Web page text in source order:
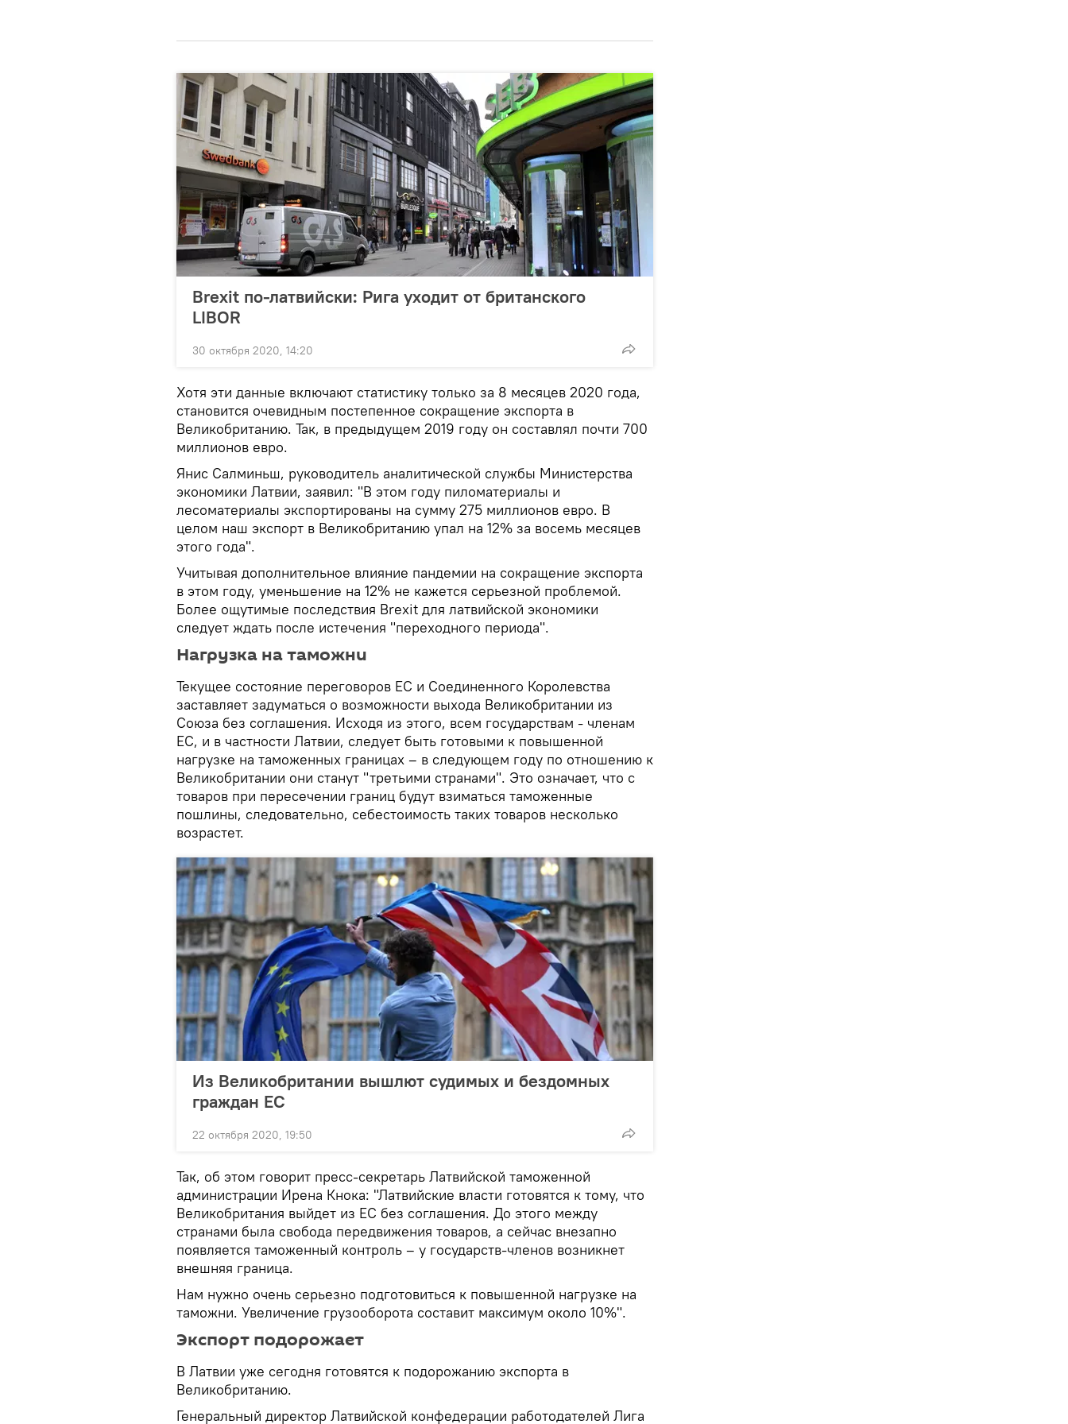
Brexit по-латвийски: Рига уходит от британского
LIBOR
30 октября 2020, 14:20
Хотя эти данные включают статистику только за 8 месяцев 2020 года,
становится очевидным постепенное сокращение экспорта в
Великобританию. Так, в предыдущем 2019 году он составлял почти 700
миллионов евро.
Янис Салминьш, руководитель аналитической службы Министерства
экономики Латвии, заявил: "В этом году пиломатериалы и
лесоматериалы экспортированы на сумму 275 миллионов евро. В
целом наш экспорт в Великобританию упал на 12% за восемь месяцев
этого года".
Учитывая дополнительное влияние пандемии на сокращение экспорта
в этом году, уменьшение на 12% не кажется серьезной проблемой.
Более ощутимые последствия Brexit для латвийской экономики
следует ждать после истечения "переходного периода".
Нагрузка на таможни
Текущее состояние переговоров ЕС и Соединенного Королевства
заставляет задуматься о возможности выхода Великобритании из
Союза без соглашения. Исходя из этого, всем государствам - членам
ЕС, и в частности Латвии, следует быть готовыми к повышенной
нагрузке на таможенных границах – в следующем году по отношению к
Великобритании они станут "третьими странами". Это означает, что с
товаров при пересечении границ будут взиматься таможенные
пошлины, следовательно, себестоимость таких товаров несколько
возрастет.
Из Великобритании вышлют судимых и бездомных
граждан ЕС
22 октября 2020, 19:50
Так, об этом говорит пресс-секретарь Латвийской таможенной
администрации Ирена Кнока: "Латвийские власти готовятся к тому, что
Великобритания выйдет из ЕС без соглашения. До этого между
странами была свобода передвижения товаров, а сейчас внезапно
появляется таможенный контроль – у государств-членов возникнет
внешняя граница.
Нам нужно очень серьезно подготовиться к повышенной нагрузке на
таможни. Увеличение грузооборота составит максимум около 10%".
Экспорт подорожает
В Латвии уже сегодня готовятся к подорожанию экспорта в
Великобританию.
Генеральный директор Латвийской конфедерации работодателей Лига